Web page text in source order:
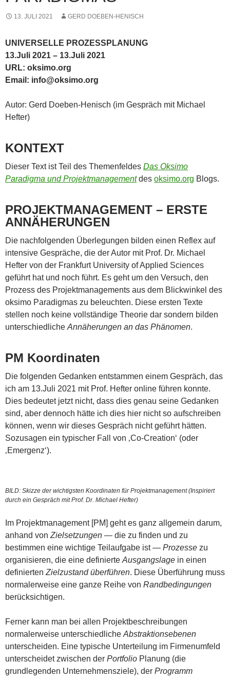
13. JULI 2021 GERD DOEBEN-HENISCH
UNIVERSELLE PROZESSPLANUNG
13.Juli 2021 – 13.Juli 2021
URL: oksimo.org
Email: info@oksimo.org
Autor: Gerd Doeben-Henisch (im Gespräch mit Michael
Hefter)
KONTEXT
Dieser Text ist Teil des Themenfeldes Das Oksimo
Paradigma und Projektmanagementdes oksimo.org Blogs.
PROJEKTMANAGEMENT – ERSTE
ANNÄHERUNGEN
Die nachfolgenden Überlegungen bilden einen Reflex auf
intensive Gespräche, die der Autor mit Prof. Dr. Michael
Hefter von der Frankfurt University of Applied Sciences
geführt hat und noch führt. Es geht um den Versuch, den
Prozess des Projektmanagements aus dem Blickwinkel des
oksimo Paradigmas zu beleuchten. Diese ersten Texte
stellen noch keine vollständige Theorie dar sondern bilden
unterschiedliche Annäherungen an das Phänomen.
PM Koordinaten
Die folgenden Gedanken entstammen einem Gespräch, das
ich am 13.Juli 2021 mit Prof. Hefter online führen konnte.
Dies bedeutet jetzt nicht, dass dies genau seine Gedanken
sind, aber dennoch hätte ich dies hier nicht so aufschreiben
können, wenn wir dieses Gespräch nicht geführt hätten.
Sozusagen ein typischer Fall von ‚Co-Creation‘ (oder
‚Emergenz‘).
BILD: Skizze der wichtigsten Koordinaten für Projektmanagement (Inspiriert
durch ein Gespräch mit Prof. Dr. Michael Hefter)
Im Projektmanagement [PM] geht es ganz allgemein darum,
anhand von Zielsetzungen — die zu finden und zu
bestimmen eine wichtige Teilaufgabe ist — Prozesse zu
organisieren, die eine definierte Ausgangslage in einen
definierten Zielzustand überführen. Diese Überführung muss
normalerweise eine ganze Reihe von Randbedingungen
berücksichtigen.
Ferner kann man bei allen Projektbeschreibungen
normalerweise unterschiedliche Abstraktionsebenen
unterscheiden. Eine typische Unterteilung im Firmenumfeld
unterscheidet zwischen der Portfolio Planung (die
grundlegenden Unternehmensziele), der Programm